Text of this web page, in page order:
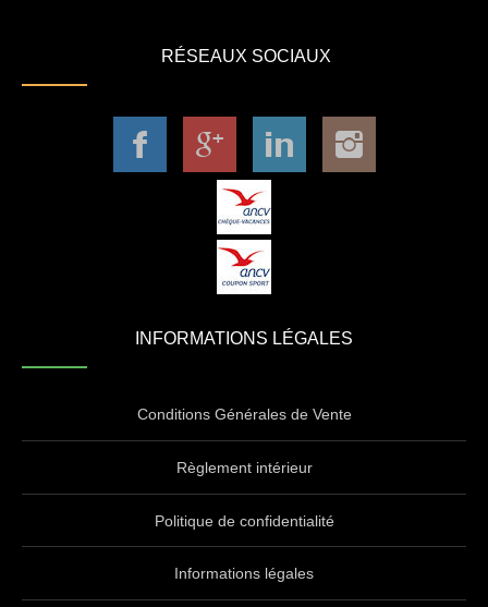
RÉSEAUX SOCIAUX
INFORMATIONS LÉGALES
Conditions Générales de Vente
Règlement intérieur
Politique de confidentialité
Informations légales